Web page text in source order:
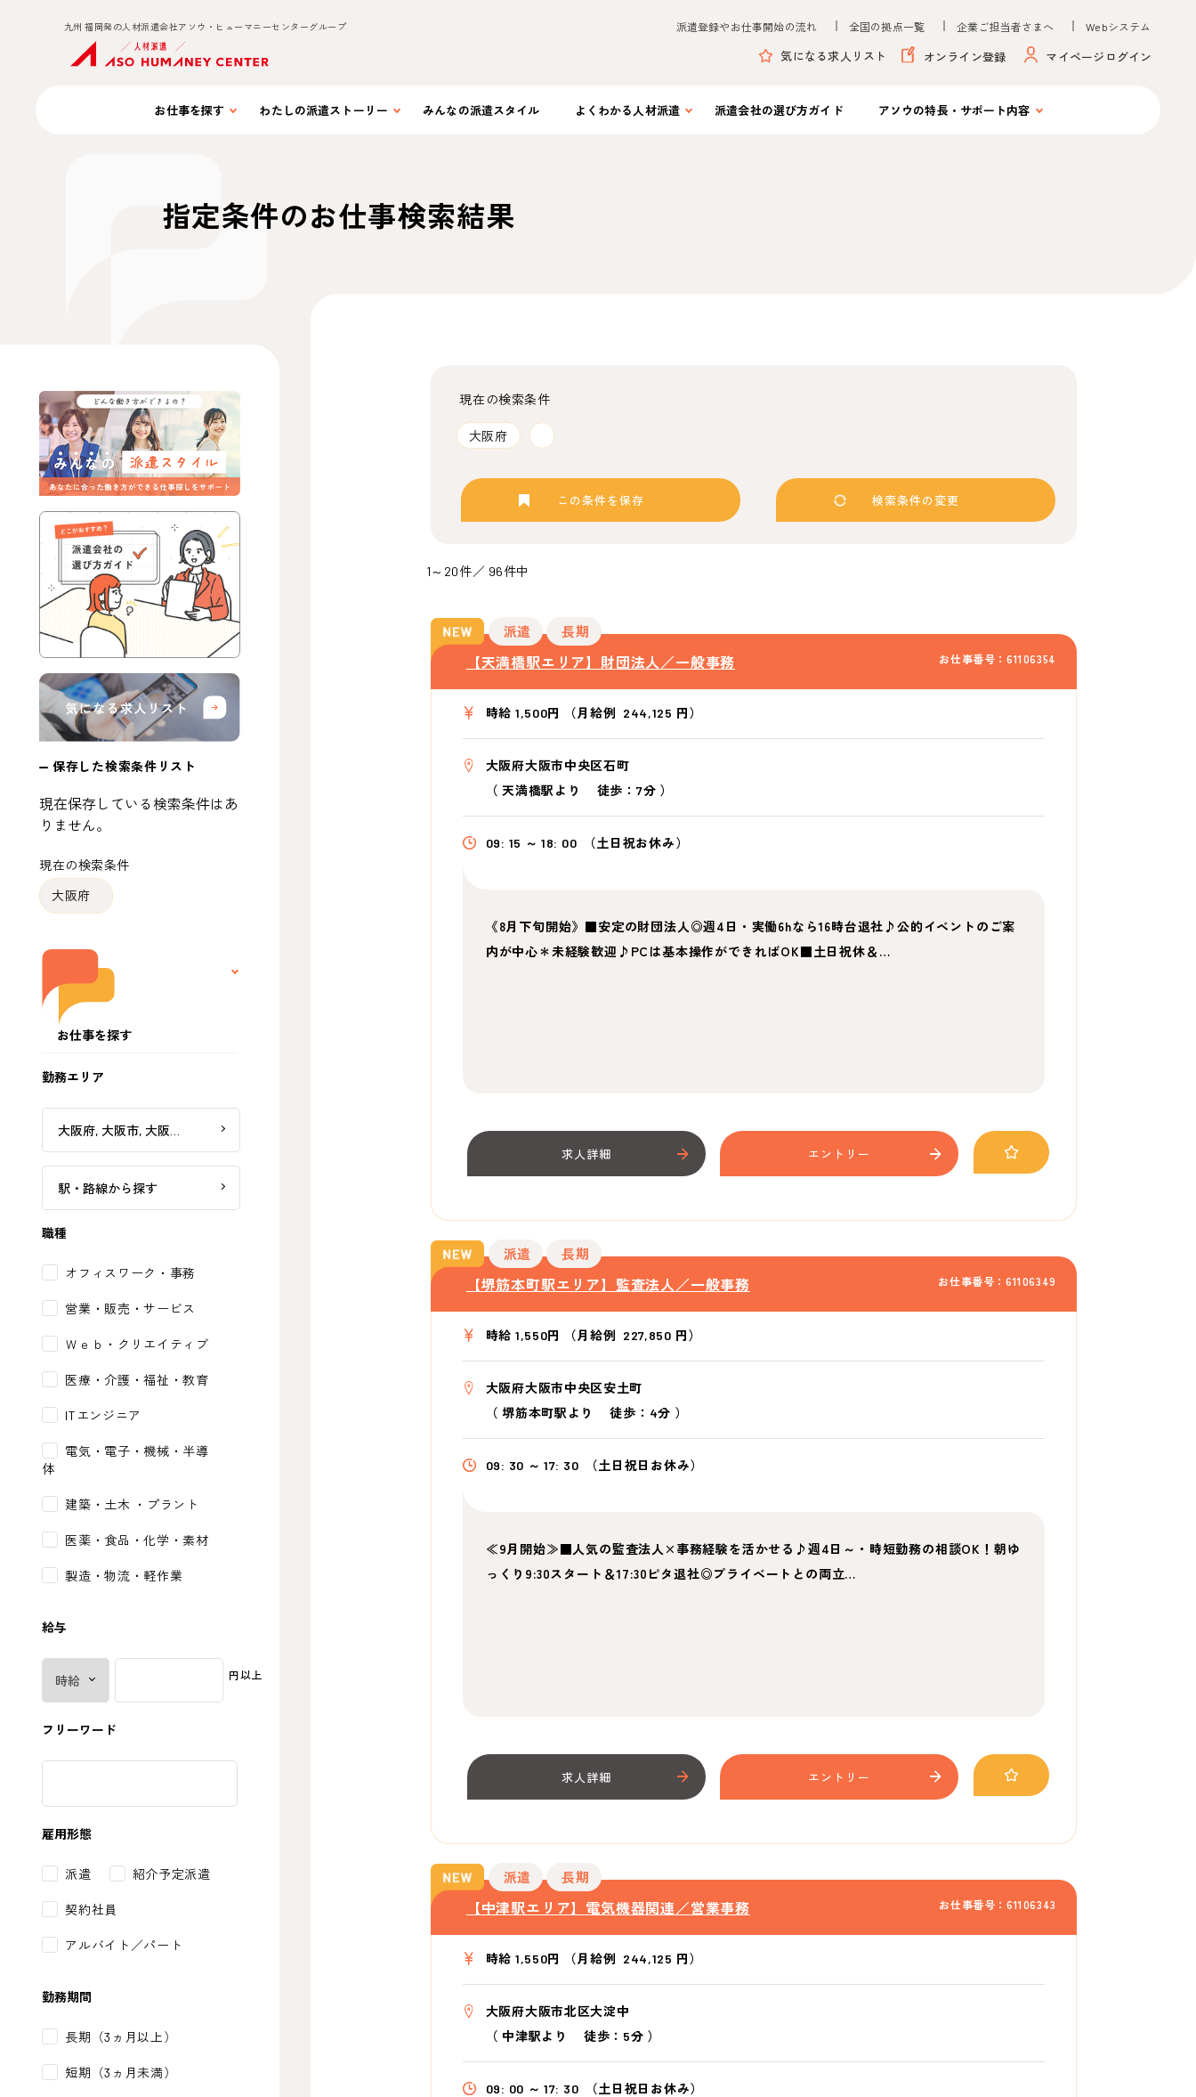
九州 福岡発の人材派遣会社アソウ・ヒューマニーセンターグループ 派遣登録やお仕事開始の流れ 全国の拠点一覧 企業ご担当者さまへ Webシステム
気になる求人リスト オンライン登録 マイページログイン
お仕事を探す わたしの派遣ストーリー みんなの派遣スタイル よくわかる 人材派遣 派遣会社の選び方ガイド アソウの特長・サポート内容
指定条件のお仕事検索結果
保存した検索条件リスト
現在保存している検索条件はあ
りません。
現在の検索条件
大阪府
お仕事を探す
勤務エリア
大阪府, 大阪市, 大阪…
駅・路線から探す
職種
オフィスワーク・事務
営業・販売・サービス
Ｗｅｂ・クリエイティブ
医療・介護・福祉・教育
ITエンジニア
電気・電子・機械・半導
体
建築・土木 ・プラント
医薬・食品・化学・素材
製造・物流・軽作業
給与
円以上
フリーワード
雇用形態
派遣 紹介予定派遣
契約社員
アルバイト／パート
勤務期間
長期（3ヵ月以上）
短期（3ヵ月未満）
現在の検索条件
大阪府
この条件を保存 検索条件の変更
1～20件／ 96件中
お仕事番号：61106354
派遣 長期
【天満橋駅エリア】財団法人／一般事務
時給 1,500円 （月給例 244,125 円）
大阪府大阪市中央区石町
（ 天満橋駅より 徒歩：7分 ）
09: 15 ～ 18: 00 （土日祝お休み）
《8月下旬開始》■安定の財団法人◎週4日・実働6hなら16時台退社♪公的イベントのご案
内が中心＊未経験歓迎♪PCは基本操作ができればOK■土日祝休＆…
求人詳細 エントリー
お仕事番号：61106349
派遣 長期
【堺筋本町駅エリア】監査法人／一般事務
時給 1,550円 （月給例 227,850 円）
大阪府大阪市中央区安土町
（ 堺筋本町駅より徒歩：4分 ）
09: 30 ～ 17: 30 （土日祝日お休み）
≪9月開始≫■人気の監査法人×事務経験を活かせる♪週4日～・時短勤務の相談OK！朝ゆ
っくり9:30スタート＆17:30ピタ退社◎プライベートとの両立…
求人詳細 エントリー
お仕事番号：61106343
派遣 長期
【中津駅エリア】電気機器関連／営業事務
時給 1,550円 （月給例 244,125 円）
大阪府大阪市北区大淀中
（ 中津駅より徒歩：5分 ）
09: 00 ～ 17: 30 （土日祝日お休み）